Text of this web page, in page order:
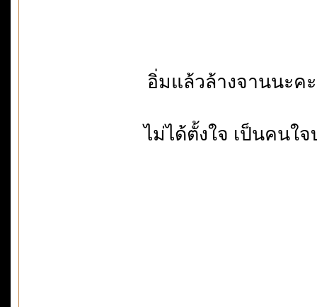
อิ่มแล้วล้างจานนะค
ไม่ได้ตั้งใจ เป็นคนใ